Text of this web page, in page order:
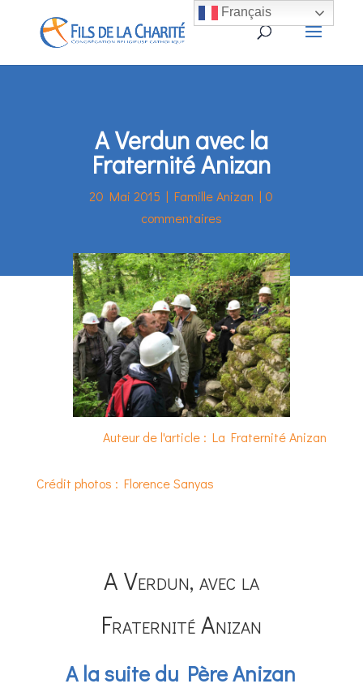
A Verdun avec la
Fraternité Anizan
20 Mai 2015 |Famille Anizan | 0
commentaires
Auteur de l'article : La Fraternité Anizan
Crédit photos : Florence Sanyas
A Verdun, avec la
Fraternité Anizan
A la suite du Père Anizan
Français